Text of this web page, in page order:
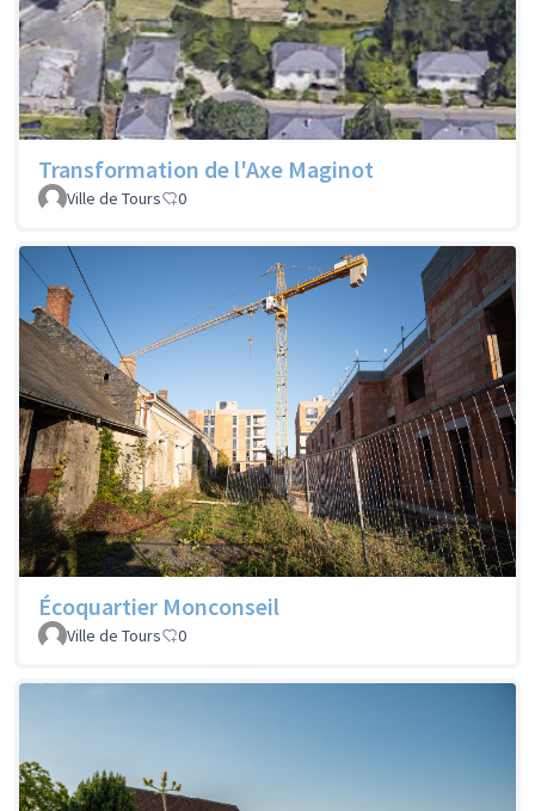
Transformation de l'Axe Maginot
Ville de Tours 0
Écoquartier Monconseil
Ville de Tours 0